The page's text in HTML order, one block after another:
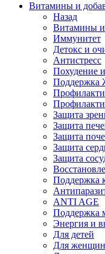
Витамины и
Назад
Витамины и
Иммунитет
Детокс и
Антистресс
Похудение
Защита
Защита
Защита
Защита
Защита
Поддержка
ANTI AGE
Поддержка
Энергия и
Для детей
Для женщин